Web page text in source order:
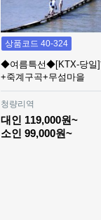
상품코드 40-324
◆여름특선◆[KTX-당일
+죽계구곡+무섬마을
청량리역
대인 119,000원~
소인 99,000원~